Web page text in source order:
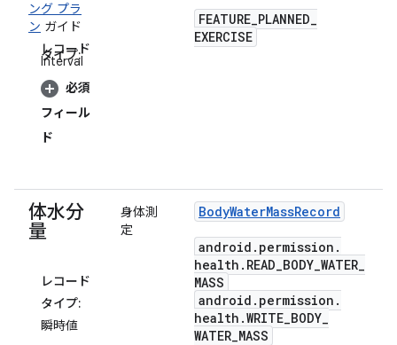
ング プラ
ン ガイド
レコード
タイプ:
Interval
必須
フィール
ド
FEATURE_PLANNED_
EXERCISE
体水分
量
レコード
タイプ:
瞬時値
身体測
定
BodyWaterMassRecord
android . permission .
health . READ_BODY_WATER_
MASS
android . permission .
health .WRITE_BODY_
WATER_MASS